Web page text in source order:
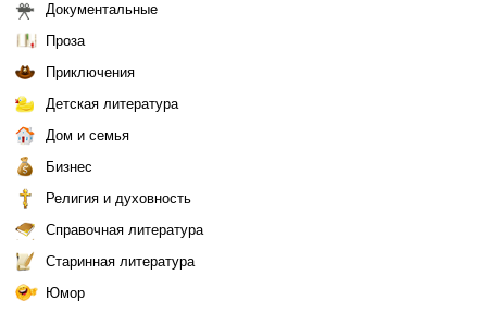
Документальные
Проза
Приключения
Детская литература
Дом и семья
Бизнес
Религия и духовность
Справочная литература
Старинная литература
Юмор